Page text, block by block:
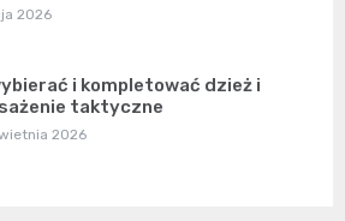
2026
i kompletować dzież i
taktyczne
2026